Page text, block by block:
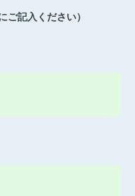
ご記入ください）